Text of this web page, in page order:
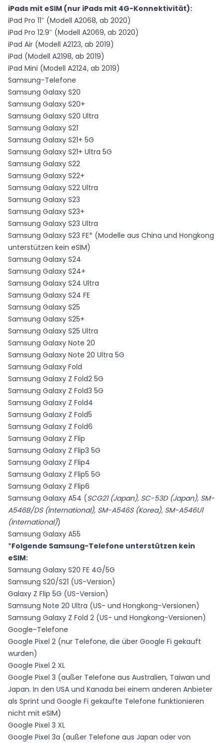
iPads mit eSIM (nur iPads mit 4G-Konnektivität):
iPad Pro 11″ (Modell A2068, ab 2020)
iPad Pro 12.9″ (Modell A2069, ab 2020)
iPad Air (Modell A2123, ab 2019)
iPad (Modell A2198, ab 2019)
iPad Mini (Modell A2124, ab 2019)
Samsung-Telefone
Samsung Galaxy S20
Samsung Galaxy S20+
Samsung Galaxy S20 Ultra
Samsung Galaxy S21
Samsung Galaxy S21+ 5G
Samsung Galaxy S21+ Ultra 5G
Samsung Galaxy S22
Samsung Galaxy S22+
Samsung Galaxy S22 Ultra
Samsung Galaxy S23
Samsung Galaxy S23+
Samsung Galaxy S23 Ultra
Samsung Galaxy S23 FE* (Modelle aus China und Hongkong
unterstützen kein eSIM)
Samsung Galaxy S24
Samsung Galaxy S24+
Samsung Galaxy S24 Ultra
Samsung Galaxy S24 FE
Samsung Galaxy S25
Samsung Galaxy S25+
Samsung Galaxy S25 Ultra
Samsung Galaxy Note 20
Samsung Galaxy Note 20 Ultra 5G
Samsung Galaxy Fold
Samsung Galaxy Z Fold2 5G
Samsung Galaxy Z Fold3 5G
Samsung Galaxy Z Fold4
Samsung Galaxy Z Fold5
Samsung Galaxy Z Fold6
Samsung Galaxy Z Flip
Samsung Galaxy Z Flip3 5G
Samsung Galaxy Z Flip4
Samsung Galaxy Z Flip5 5G
Samsung Galaxy Z Flip6
Samsung Galaxy A54 (SCG21 (Japan), SC-53D (Japan), SM-
A546B/DS (International), SM-A546S (Korea), SM-A546U1
(International))
Samsung Galaxy A55
*Folgende Samsung-Telefone unterstützen kein
eSIM:
Samsung Galaxy S20 FE 4G/5G
Samsung S20/S21 (US-Version)
Galaxy Z Flip 5G (US-Version)
Samsung Note 20 Ultra (US- und Hongkong-Versionen)
Samsung Galaxy Z Fold 2 (US- und Hongkong-Versionen)
Google-Telefone
Google Pixel 2 (nur Telefone, die über Google Fi gekauft
wurden)
Google Pixel 2 XL
Google Pixel 3 (außer Telefone aus Australien, Taiwan und
Japan. In den USA und Kanada bei einem anderen Anbieter
als Sprint und Google Fi gekaufte Telefone funktionieren
nicht mit eSIM)
Google Pixel 3 XL
Google Pixel 3a (außer Telefone aus Japan oder von